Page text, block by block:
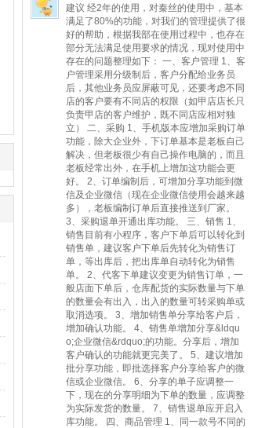
建议 经2年的使用，对秦丝的使用中，基本
满足了80%的功能，对我们的管理提供了很
好的帮助，根据我部在使用过程中，也存在
部分无法满足使用要求的情况，现对使用中
存在的问题整理如下： 一、客户管理 1、客
户管理采用分级制后，客户分配给业务员
后，其他业务员应屏蔽可见，还要考虑不同
店的客户要有不同店的权限（如甲店店长只
负责甲店的客户维护，既不同店应相对独
立） 二、采购 1、手机版本应增加采购订单
功能，除大企业外，下订单基本是老板自己
解决，但老板很少有自己操作电脑的，而且
老板经常出外，在手机上增加这功能会更
好。 2、订单编制后，可增加分享功能到微
信及企业微信（现在企业微信使用会越来越
多），老板编制订单后直接推送到厂家。
3、采购退单开通出库功能。 三、销售 1、
销售目前有小程序，客户下单后可以转化到
销售单，建议客户下单后先转化为销售订
单，等出库后，把出库单自动转化为销售
单。 2、代客下单建议变更为销售订单，一
般店面下单后，仓库配货的实际数量与下单
的数量会有出入，出入的数量可转采购单或
取消选项。 3、增加销售单分享给客户后，
增加确认功能。 4、销售单增加分享&ldqu
o;企业微信&rdquo;的功能。分享后，增加
客户确认的功能就更完美了。 5、建议增加
批分享功能，即批选择客户分享给客户的微
信或企业微信。 6、分享的单子应调整一
下，现在的分享明细为下单的数量，应调整
为实际发货的数量。 7、销售退单应开启入
库功能。 四、商品管理 1、同一款号不同的